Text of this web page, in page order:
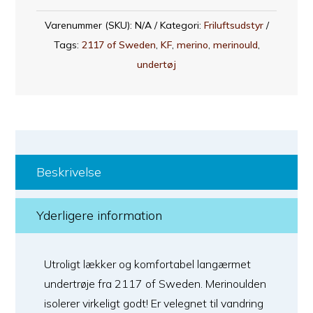
Varenummer (SKU): N/A Kategori: Friluftsudstyr
Tags: 2117 of Sweden, KF, merino, merinould,
undertøj
Beskrivelse
Yderligere information
Utroligt lækker og komfortabel langærmet
undertrøje fra 2117 of Sweden. Merinoulden
isolerer virkeligt godt! Er velegnet til vandring